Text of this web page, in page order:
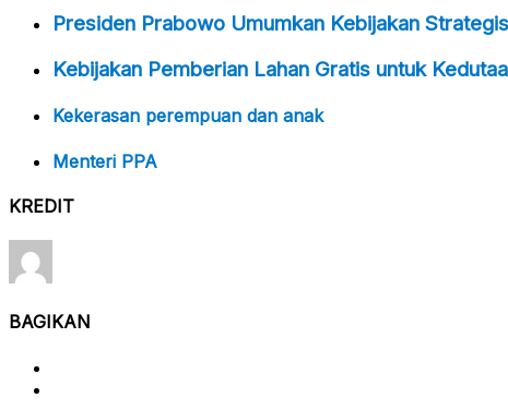
Presiden Prabowo Umumkan Kebijakan
Kebijakan Pemberian Lahan Gratis untuk
Kekerasan perempuan dan anak
Menteri PPA
KREDIT
BAGIKAN